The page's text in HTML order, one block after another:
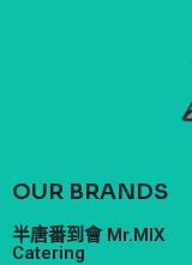
OUR BRANDS
半唐番到會 Mr.MIX
Catering